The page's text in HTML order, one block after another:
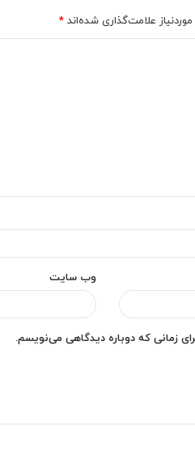
علامت‌گذاری شده‌اند *
وب‌ سایت
زمانی که دوباره دیدگاهی می‌نویسم.